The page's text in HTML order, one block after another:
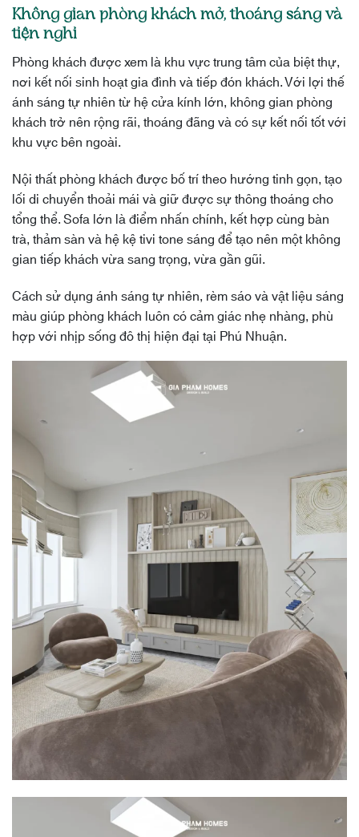
Không gian phòng khách mở, thoáng sáng và
tiện nghi
Phòng khách được xem là khu vực trung tâm của biệt thự,
nơi kết nối sinh hoạt gia đình và tiếp đón khách. Với lợi thế
ánh sáng tự nhiên từ hệ cửa kính lớn, không gian phòng
khách trở nên rộng rãi, thoáng đãng và có sự kết nối tốt với
khu vực bên ngoài.
Nội thất phòng khách được bố trí theo hướng tinh gọn, tạo
lối di chuyển thoải mái và giữ được sự thông thoáng cho
tổng thể. Sofa lớn là điểm nhấn chính, kết hợp cùng bàn
trà, thảm sàn và hệ kệ tivi tone sáng để tạo nên một không
gian tiếp khách vừa sang trọng, vừa gần gũi.
Cách sử dụng ánh sáng tự nhiên, rèm sáo và vật liệu sáng
màu giúp phòng khách luôn có cảm giác nhẹ nhàng, phù
hợp với nhịp sống đô thị hiện đại tại Phú Nhuận.